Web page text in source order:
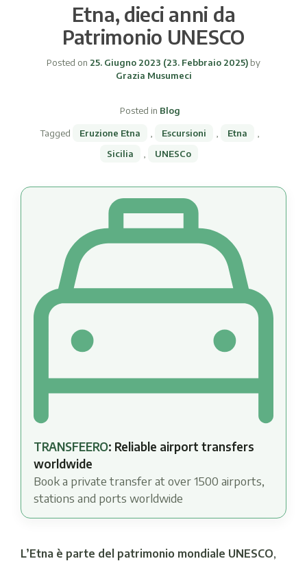
Etna, dieci anni da
Patrimonio UNESCO
Posted on 25. Giugno 2023 (23. Febbraio 2025) by
Grazia Musumeci
Posted in Blog
Tagged Eruzione Etna Escursioni Etna
Sicilia
UNESCo
TRANSFEERO: Reliable airport transfers
worldwide
Book a private transfer at over 1500 airports,
stations and ports worldwide
L’Etna è parte del patrimonio mondiale UNESCO,